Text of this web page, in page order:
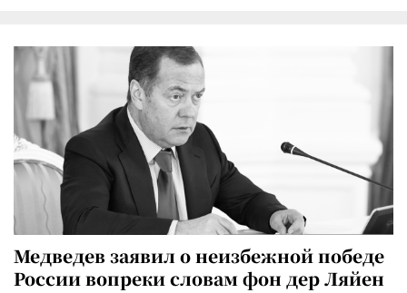
Медведев заявил о неизбежной победе
России вопреки словам фон дер Ляйен